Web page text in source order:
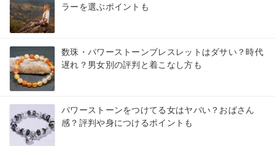
ラーを選ぶポイントも
数珠・パワーストーンブレスレットはダサい？時代
遅れ？男女別の評判と着こなし方も
パワーストーンをつけてる女はヤバい？おばさん
感？評判や身につけるポイントも